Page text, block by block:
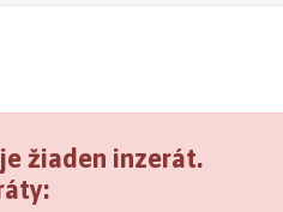
žiaden inzerát.